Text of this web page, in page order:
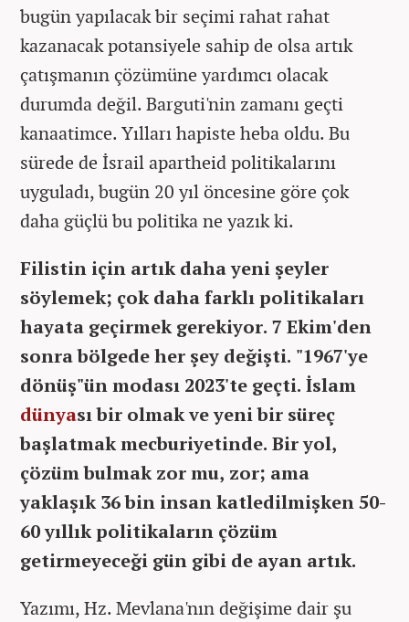
bugün yapılacak bir seçimi rahat rahat
kazanacak potansiyele sahip de olsa artık
çatışmanın çözümüne yardımcı olacak
durumda değil. Barguti'nin zamanı geçti
kanaatimce. Yılları hapiste heba oldu. Bu
sürede de İsrail apartheid politikalarını
uyguladı, bugün 20 yıl öncesine göre çok
daha güçlü bu politika ne yazık ki.
Filistin için artık daha yeni şeyler
söylemek; çok daha farklı politikaları
hayata geçirmek gerekiyor. 7 Ekim'den
sonra bölgede her şey değişti. "1967'ye
dönüş"ün modası 2023'te geçti. İslam
dünyası bir olmak ve yeni bir süreç
başlatmak mecburiyetinde. Bir yol,
çözüm bulmak zor mu, zor; ama
yaklaşık 36 bin insan katledilmişken 50-
60 yıllık politikaların çözüm
getirmeyeceği gün gibi de ayan artık.
Yazımı, Hz. Mevlana'nın değişime dair şu